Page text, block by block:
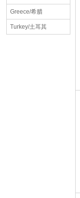
Greece/希腊
Turkey/土耳其